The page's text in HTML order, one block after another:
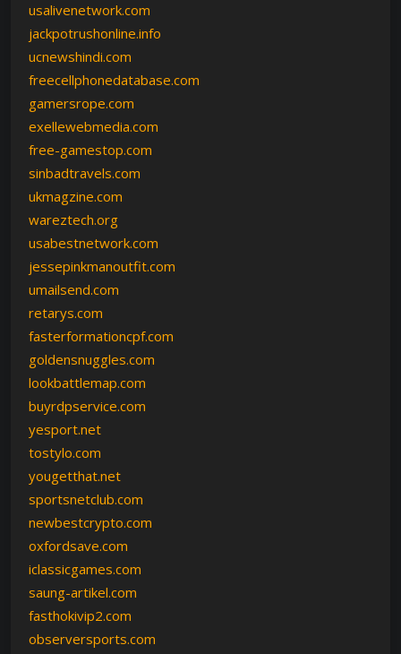
usalivenetwork.com
jackpotrushonline.info
ucnewshindi.com
freecellphonedatabase.com
gamersrope.com
exellewebmedia.com
free-gamestop.com
sinbadtravels.com
ukmagzine.com
wareztech.org
usabestnetwork.com
jessepinkmanoutfit.com
umailsend.com
retarys.com
fasterformationcpf.com
goldensnuggles.com
lookbattlemap.com
buyrdpservice.com
yesport.net
tostylo.com
yougetthat.net
sportsnetclub.com
newbestcrypto.com
oxfordsave.com
iclassicgames.com
saung-artikel.com
fasthokivip2.com
observersports.com